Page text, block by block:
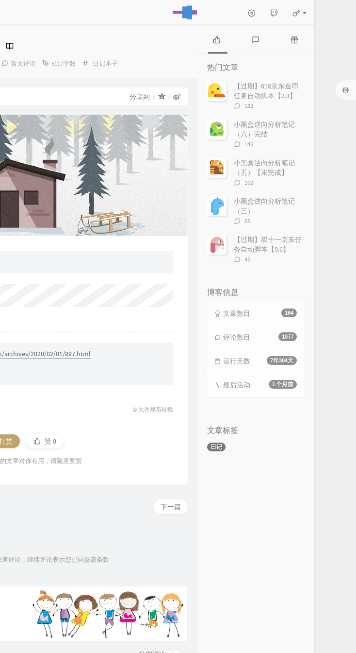
暂无评论 5117字数
分
日记本子
分享到：
archives/2020/02/01/897.html
© 允许规范转载
赏 赞0
文章对你有用，请随意赞赏
下一篇
评论，继续评论表示您已同意该条款
热
门
文
章
论
章
热门文章
【过期】618京东金币
任务自动脚本【2.3】
评
数：
182
小黑盒逆向分析笔记
（六）完结
评
数：
146
小黑盒逆向分析笔记
（五）【未完成】
评
数：
102
小黑盒逆向分析笔记
（三）
评
数：
68
【过期】双十一京东任
务自动脚本【0.6】
评
45
博客信息
164
文章数目
1077
评论数目
7年304天
运行天数
1 个月前
最后活动
文章标签
日记